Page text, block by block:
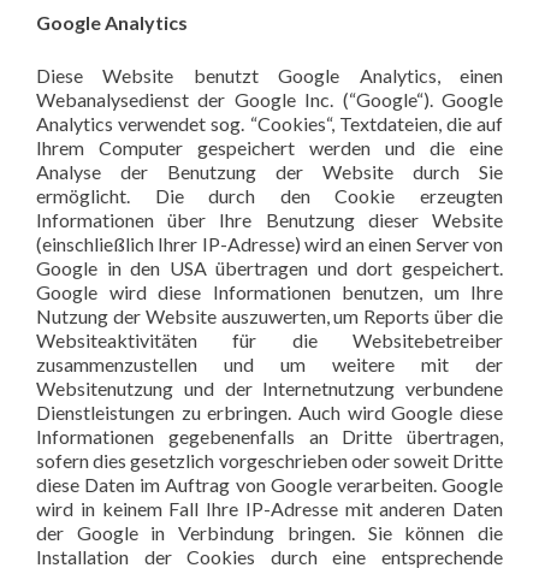
Google Analytics
Diese Website benutzt Google Analytics, einen
Webanalysedienst der Google Inc. (“Google“). Google
Analytics verwendet sog. “Cookies“, Textdateien, die auf
Ihrem Computer gespeichert werden und die eine
Analyse der Benutzung der Website durch Sie
ermöglicht. Die durch den Cookie erzeugten
Informationen über Ihre Benutzung dieser Website
(einschließlich Ihrer IP-Adresse) wird an einen Server von
Google in den USA übertragen und dort gespeichert.
Google wird diese Informationen benutzen, um Ihre
Nutzung der Website auszuwerten, um Reports über die
Websiteaktivitäten für die Websitebetreiber
zusammenzustellen und um weitere mit der
Websitenutzung und der Internetnutzung verbundene
Dienstleistungen zu erbringen. Auch wird Google diese
Informationen gegebenenfalls an Dritte übertragen,
sofern dies gesetzlich vorgeschrieben oder soweit Dritte
diese Daten im Auftrag von Google verarbeiten. Google
wird in keinem Fall Ihre IP-Adresse mit anderen Daten
der Google in Verbindung bringen. Sie können die
Installation der Cookies durch eine entsprechende